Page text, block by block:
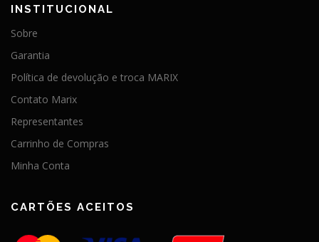
INSTITUCIONAL
Sobre
Garantia
Política de devolução e troca MARIX
Contato Marix
Representantes
Carrinho de Compras
Minha Conta
CARTÕES ACEITOS